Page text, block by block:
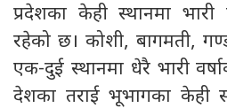
प्रदेशका केही स्थानमा भारी
रहेको छ। कोशी, बागमती,
एक-दुई स्थानमा धेरै भारी
देशका तराई भूभागका केही